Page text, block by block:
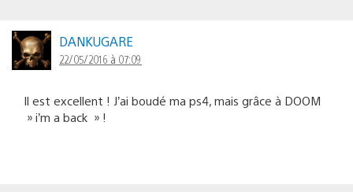
DANKUGARE
22/05/2016 à 07:09
Il est excellent ! J’ai boudé ma ps4, mais grâce à DOOM
» i’m a back » !